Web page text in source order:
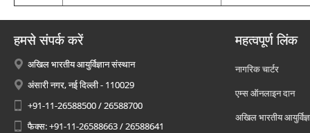
हमसे संपर्क करें
अखिल भारतीय आयुर्विज्ञान संस्थान
अंसारी नगर, नई दिल्ली - 110029
+91-11-26588500 / 26588700
फैक्स: +91-11-26588663 / 26588641
महत्वपूर्ण लिंक
नागरिक चार्टर
एम्स ऑनलाइन दान
अखिल भारतीय